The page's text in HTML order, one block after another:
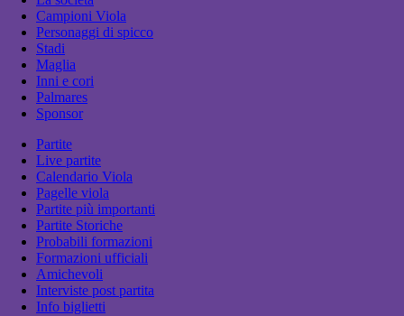
Campioni Viola
Personaggi di spicco
Stadi
Maglia
Inni e cori
Palmares
Sponsor
Partite
Live partite
Calendario Viola
Pagelle viola
Partite più importanti
Partite Storiche
Probabili formazioni
Formazioni ufficiali
Amichevoli
Interviste post partita
Info biglietti